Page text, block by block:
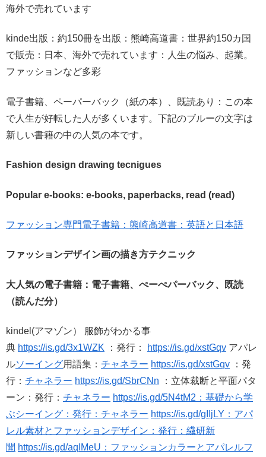
海外で売れています
kinde出版：約150冊を出版：熊崎高道書：世界約150カ国
で販売：日本、海外で売れています：人生の悩み、起業。
ファッションなど多彩
電子書籍、ペーパーバック（紙の本）、既読あり：この本
で人生が好転した人が多くいます。下記のブルーの文字は
新しい書籍の中の人気の本です。
Fashion design drawing tecnigues
Popular e-books: e-books, paperbacks, read (read)
ファッション専門電子書籍：熊崎高道書：英語と日本語
ファッションデザイン画の描き方テクニック
大人気の電子書籍：電子書籍、ぺーぺパーバック、既読
（読んだ分）
kindel(アマゾン） 服飾がわかる事
典 https://is.gd/3x1WZK ：発行： https://is.gd/xstGqv アパレ
ルソーイング用語集： チャネラー https://is.gd/xstGqv ：発
行： チャネラー https://is.gd/SbrCNn ：立体裁断と平面パタ
ーン：発行： チャネラー https://is.gd/5N4tM2：基礎から学
ぶシーイング：発行：チャネラー https://is.gd/gIIjLY：アパ
レル素材とファッションデザイン：発行：繊研新
聞 https://is.gd/aqIMeU：ファッションカラーとアパレルフ